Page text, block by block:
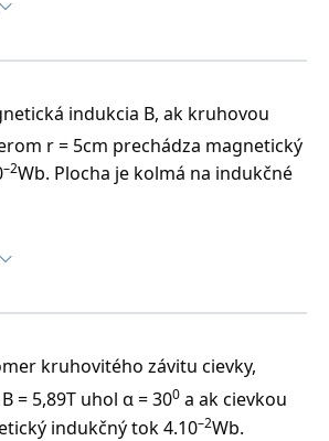
20cm
= 20.10 m , B = 1,1T, α =
tok obdĺžnikovým závitom je φ
indukcia B, ak kruhovou
r = 5cm prechádza magnetický
–2Wb. Plocha je kolmá na indukčné
kruhovitého závitu cievky,
= 5,89T uhol α = 300 a ak cievkou
indukčný tok 4.10–2Wb.